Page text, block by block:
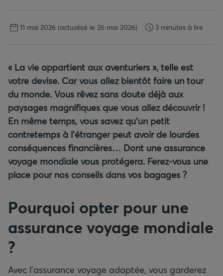
11 mai 2026 (actualisé le 26 mai 2026) 3 minutes à lire
« La vie appartient aux aventuriers », telle est
votre devise. Car vous allez bientôt faire un tour
du monde. Vous rêvez sans doute déjà aux
paysages magnifiques que vous allez découvrir !
En même temps, vous savez qu’un petit
contretemps à l’étranger peut avoir de lourdes
conséquences financières… Dont une assurance
voyage mondiale vous protégera. Ferez-vous une
place pour nos conseils dans vos bagages ?
Pourquoi opter pour une
assurance voyage mondiale
?
Avec l’assurance voyage adaptée, vous garderez